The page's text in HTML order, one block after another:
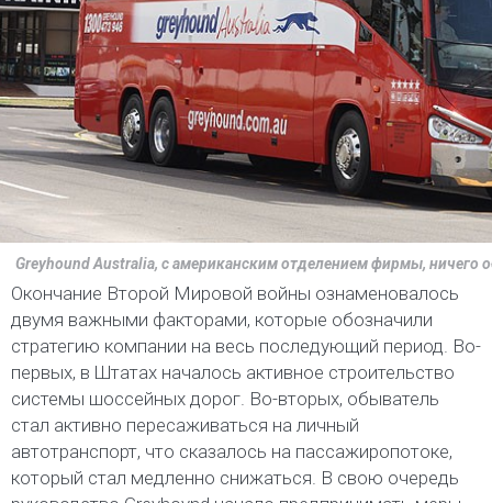
Greyhound Australia, с американским отделением фирмы, ничего
Окончание Второй Мировой войны ознаменовалось
двумя важными факторами, которые обозначили
стратегию компании на весь последующий период. Во-
первых, в Штатах началось активное строительство
системы шоссейных дорог. Во-вторых, обыватель
стал активно пересаживаться на личный
автотранспорт, что сказалось на пассажиропотоке,
который стал медленно снижаться. В свою очередь